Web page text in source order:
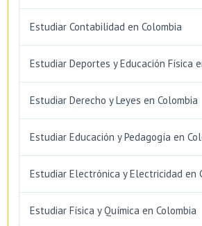
Estudiar Contabilidad en Colombia
Estudiar Deportes y Educación Física
Estudiar Derecho y Leyes en Colombia
Estudiar Educación y Pedagogía en
Estudiar Electrónica y Electricidad en
Estudiar Física y Química en Colombia